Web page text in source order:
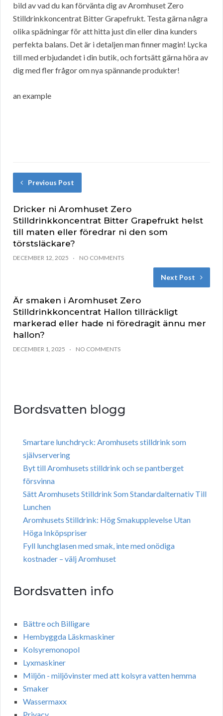
bild av vad du kan förvänta dig av Aromhuset Zero
Stilldrinkkoncentrat Bitter Grapefrukt. Testa gärna några
olika spädningar för att hitta just din eller dina kunders
perfekta balans. Det är i detaljen man finner magin! Lycka
till med erbjudandet i din butik, och fortsätt gärna höra av
dig med fler frågor om nya spännande produkter!
an example
Previous Post
Dricker ni Aromhuset Zero
Stilldrinkkoncentrat Bitter Grapefrukt helst
till maten eller föredrar ni den som
törstsläckare?
DECEMBER 12, 2025 NO COMMENTS
Next Post
Är smaken i Aromhuset Zero
Stilldrinkkoncentrat Hallon tillräckligt
markerad eller hade ni föredragit ännu mer
hallon?
DECEMBER 1, 2025 NO COMMENTS
Bordsvatten blogg
Smartare lunchdryck: Aromhusets stilldrink som
självservering
Byt till Aromhusets stilldrink och se pantberget
försvinna
Sätt Aromhusets Stilldrink Som Standardalternativ Till
Lunchen
Aromhusets Stilldrink: Hög Smakupplevelse Utan
Höga Inköpspriser
Fyll lunchglasen med smak, inte med onödiga
kostnader – välj Aromhuset
Bordsvatten info
Bättre och Billigare
Hembyggda Läskmaskiner
Kolsyremonopol
Lyxmaskiner
Miljön - miljövinster med att kolsyra vatten hemma
Smaker
Wassermaxx